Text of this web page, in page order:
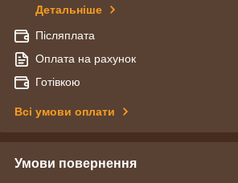
Детальніше
Післяплата
Оплата на рахунок
Готівкою
Всі умови оплати
Умови повернення